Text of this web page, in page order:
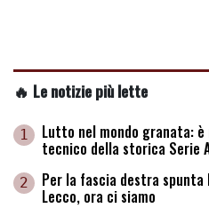
🔥 Le notizie più lette
1 Lutto nel mondo granata:
tecnico della storica Serie
2 Per la fascia destra spunta
Lecco, ora ci siamo